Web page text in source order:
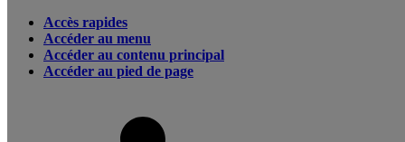
Accès rapides
Accéder au menu
Accéder au contenu principal
Accéder au pied de page